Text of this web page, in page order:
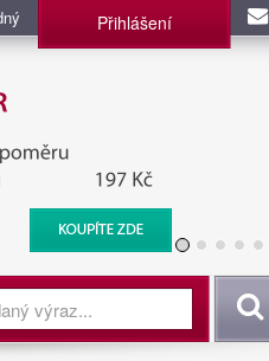
Přihlášení
Zpravodajské
Vyhledat